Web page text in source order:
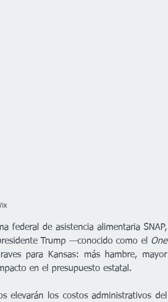
federal de asistencia alimentaria SNAP,
Trump —conocido como el
One
para Kansas: más hambre, mayor
en el presupuesto estatal.
elevarán los costos administrativos del